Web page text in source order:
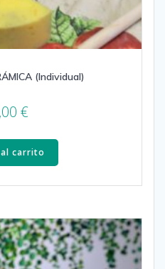
(Individual)
€
carrito